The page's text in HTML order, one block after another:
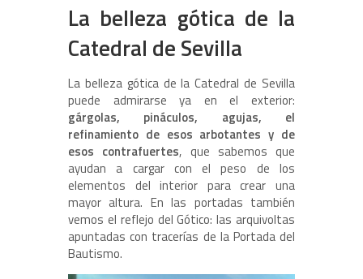
La belleza gótica de la
Catedral de Sevilla
La belleza gótica de la Catedral de Sevilla
puede admirarse ya en el exterior:
gárgolas, pináculos, agujas, el
refinamiento de esos arbotantes y de
esos contrafuertes, que sabemos que
ayudan a cargar con el peso de los
elementos del interior para crear una
mayor altura. En las portadas también
vemos el reflejo del Gótico: las arquivoltas
apuntadas con tracerías de la Portada del
Bautismo.